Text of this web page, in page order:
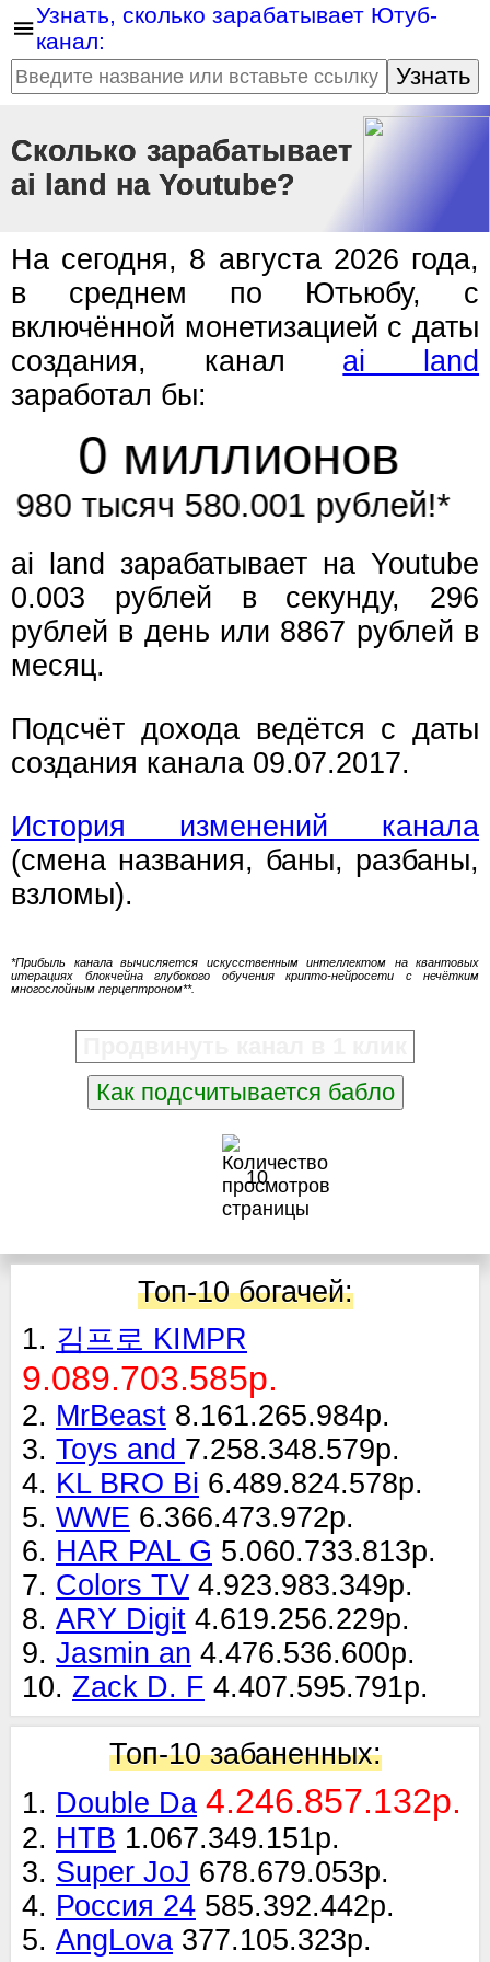
Узнать, сколько зарабатывает Ютуб-
канал:
Узнать
Сколько зарабатывает
ai land на Youtube?
На сегодня, 8 августа 2026 года,
в среднем по Ютьюбу, с
включённой монетизацией с даты
создания, канал ai land
заработал бы:
0 миллионов
980 тысяч 580.002 рублей!*
ai land зарабатывает на Youtube
0.003 рублей в секунду, 296
рублей в день или 8867 рублей в
месяц.
Подсчёт дохода ведётся с даты
создания канала 09.07.2017.
История изменений канала
(смена названия, баны, разбаны,
взломы).
*Прибыль канала вычисляется искусственным интеллектом на квантовых
итерациях блокчейна глубокого обучения крипто-нейросети с нечётким
многослойным перцептроном**.
Как подсчитывается бабло
10
Топ-10 богачей:
1. 김프로 KIMPR
9.089.703.585р.
2. MrBeast 8.161.265.984р.
3. Toys and 7.258.348.579р.
4. KL BRO Bi 6.489.824.578р.
5. WWE 6.366.473.972р.
6. HAR PAL G 5.060.733.813р.
7. Colors TV 4.923.983.349р.
8. ARY Digit 4.619.256.229р.
9. Jasmin an 4.476.536.600р.
10. Zack D. F 4.407.595.791р.
Топ-10 забаненных:
1. Double Da 4.246.857.132р.
2. НТВ 1.067.349.151р.
3. Super JoJ 678.679.053р.
4. Россия 24 585.392.442р.
5. AngLova 377.105.323р.